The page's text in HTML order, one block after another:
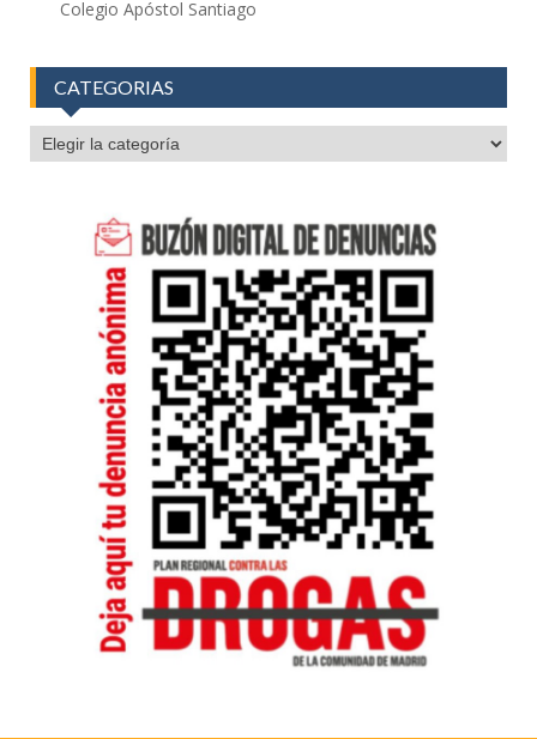
Colegio Apóstol Santiago
CATEGORIAS
CATEGORIAS